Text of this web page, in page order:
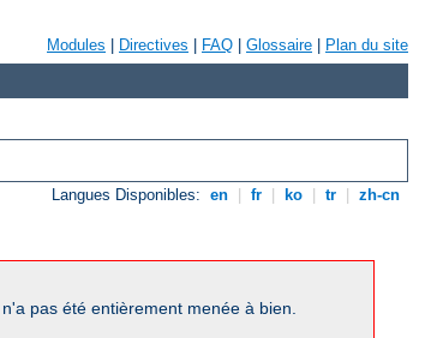
Modules Directives FAQ Glossaire Plan du site
Langues Disponibles: en fr ko tr zh-cn
pas été entièrement menée à bien.